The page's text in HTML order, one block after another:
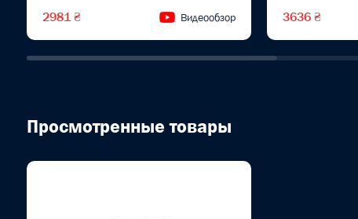
2981 ₴ Видеообзор 3636 ₴
Просмотренные товары